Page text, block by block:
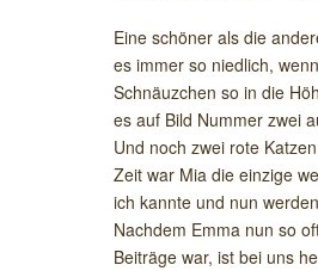
Eine schöner als die
es immer so niedlich,
Schnäuzchen so in die
es auf Bild Nummer zwei
Und noch zwei rote
Zeit war Mia die einzige
ich kannte und nun
Nachdem Emma nun so
Beiträge war, ist bei uns